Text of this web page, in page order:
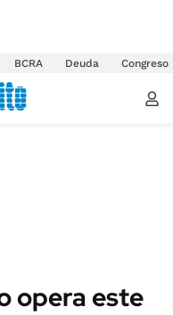
BCRA Deuda Congreso
opera este